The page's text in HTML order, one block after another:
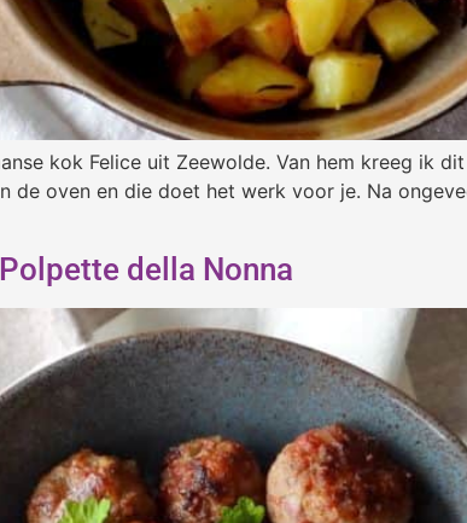
kok Felice uit Zeewolde. Van hem kreeg ik
de oven en die doet het werk voor je. Na
della Nonna